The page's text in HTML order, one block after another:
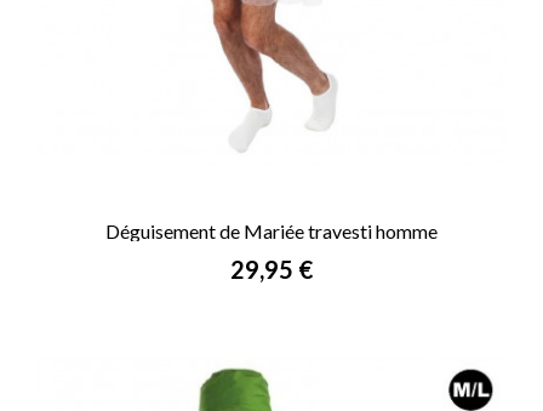
Déguisement de Mariée travesti homme
Prix
29,95 €